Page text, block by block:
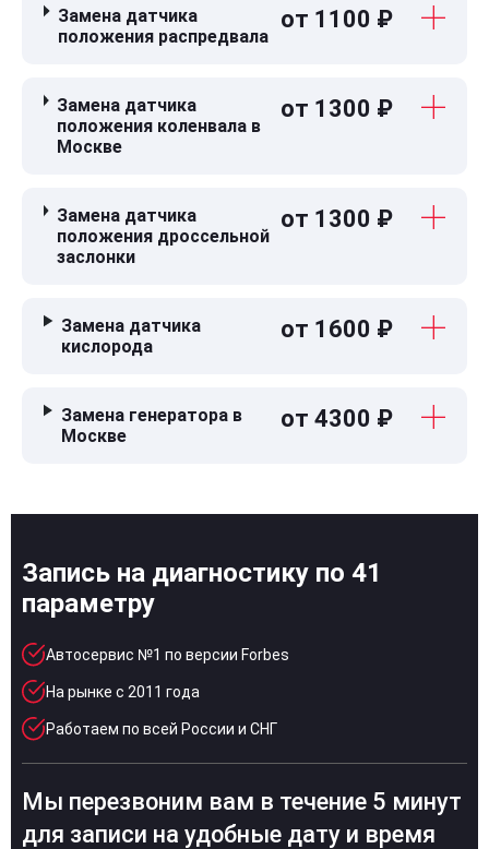
Замена датчика
положения распредвала
от 1100 ₽
Замена датчика
положения коленвала в
Москве
от 1300 ₽
Замена датчика
положения дроссельной
заслонки
от 1300 ₽
Замена датчика
кислорода
от 1600 ₽
Замена генератора в
Москве
от 4300 ₽
Запись на диагностику по 41
параметру
Автосервис №1 по версии Forbes
На рынке с 2011 года
Работаем по всей России и СНГ
Мы перезвоним вам в течение 5 минут
для записи на удобные дату и время